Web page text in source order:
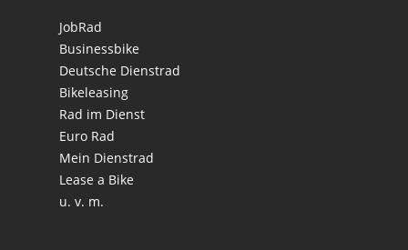
JobRad
Businessbike
Deutsche Dienstrad
Bikeleasing
Rad im Dienst
Euro Rad
Mein Dienstrad
Lease a Bike
u. v. m.